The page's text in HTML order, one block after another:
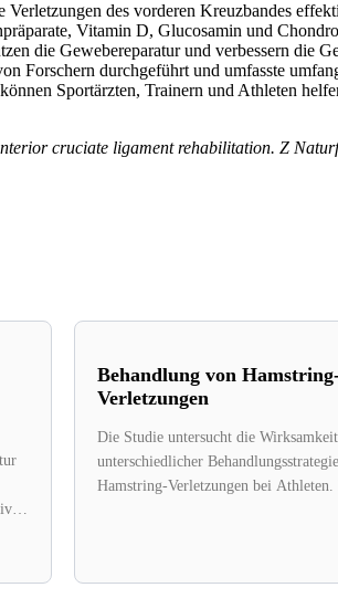
des vorderen Kreuzbandes
Vitamin D, Glucosamin und
die Gewebereparatur und verbessern die
Forschern durchgeführt und umfasste
Sportärzten, Trainern und Athleten
cruciate ligament rehabilitation. Z
Behandlung von
Verletzungen
Die Studie untersucht die Wirksamkeit
unterschiedlicher
Hamstring-Verletzungen bei Athleten.